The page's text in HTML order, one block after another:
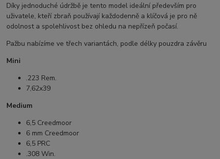
Díky jednoduché údržbě je tento model ideální především pro
uživatele, kteří zbraň používají každodenně a klíčová je pro ně
odolnost a spolehlivost bez ohledu na nepřízeň počasí.
Pažbu nabízíme ve třech variantách, podle délky pouzdra závěru
Mini
.223 Rem.
7,62x39
Medium
6,5 Creedmoor
6 mm Creedmoor
6,5 PRC
.308 Win.